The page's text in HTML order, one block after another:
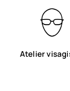
Atelier